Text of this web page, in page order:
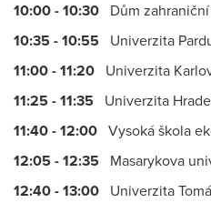
10:00 - 10:30 Dům
10:35 - 10:55 Univerzita
11:00 - 11:20 Univerzita
11:25 - 11:35 Univerzita
11:40 - 12:00 Vysoká škola
12:05 - 12:35 Masarykova
12:40 - 13:00 Univerzita